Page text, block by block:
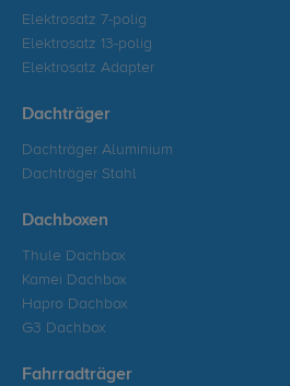
Elektrosatz 7-polig
Elektrosatz 13-polig
Elektrosatz Adapter
Dachträger
Dachträger Aluminium
Dachträger Stahl
Dachboxen
Thule Dachbox
Kamei Dachbox
Hapro Dachbox
G3 Dachbox
Fahrradträger